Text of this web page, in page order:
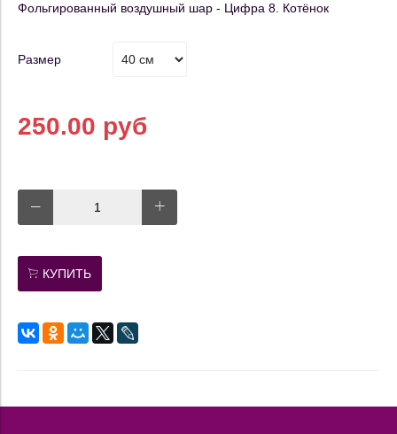
Фольгированный воздушный шар - Цифра 8. Котёнок
Размер
250.00 руб
КУПИТЬ